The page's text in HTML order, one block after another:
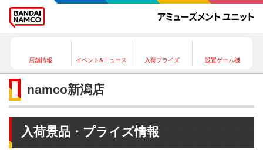
店舗情報 イベント&ニュース 入荷プライズ 設置ゲーム機
namco新潟店
入荷景品・プライズ情報